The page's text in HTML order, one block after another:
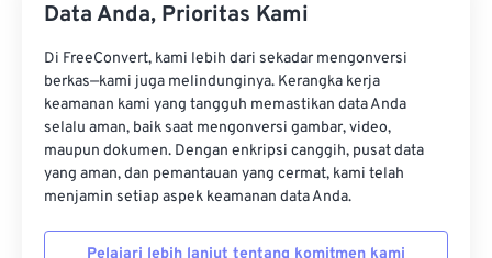
Data Anda, Prioritas Kami
Di FreeConvert, kami lebih dari sekadar mengonversi
berkas—kami juga melindunginya. Kerangka kerja
keamanan kami yang tangguh memastikan data Anda
selalu aman, baik saat mengonversi gambar, video,
maupun dokumen. Dengan enkripsi canggih, pusat data
yang aman, dan pemantauan yang cermat, kami telah
menjamin setiap aspek keamanan data Anda.
Pelajari lebih lanjut tentang komitmen kami